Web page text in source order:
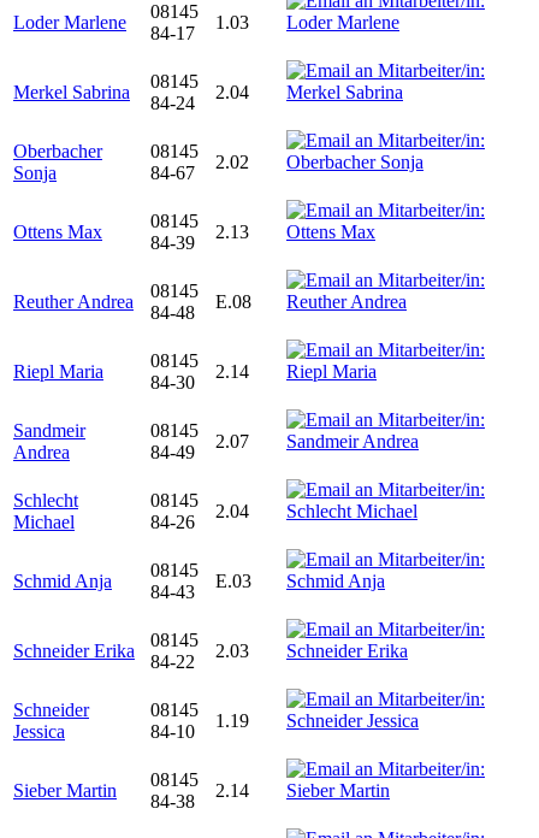
Loder Marlene
08145
84-17
1.03
Merkel Sabrina
08145
84-24
2.04
Oberbacher
Sonja
08145
84-67
2.02
Ottens Max
08145
84-39
2.13
Reuther Andrea
08145
84-48
E.08
Riepl Maria
08145
84-30
2.14
Sandmeir
Andrea
08145
84-49
2.07
Schlecht
Michael
08145
84-26
2.04
Schmid Anja
08145
84-43
E.03
Schneider Erika
08145
84-22
2.03
Schneider
Jessica
08145
84-10
1.19
Sieber Martin
08145
84-38
2.14